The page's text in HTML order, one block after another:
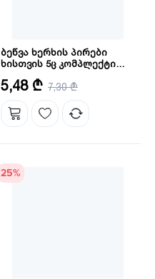
ბეწვა ხერხის პირები
ხისთვის 5ც კომპლექტი
რაოდენობა: 5
5,48 ₾ 7,30 ₾
25%